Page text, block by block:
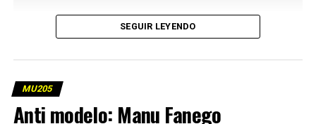
SEGUIR LEYENDO
MU205
Anti modelo: Manu Fanego